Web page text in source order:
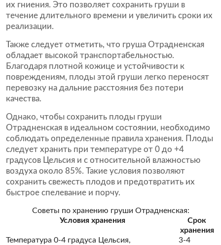
их гниения. Это позволяет сохранить груши в
течение длительного времени и увеличить сроки их
реализации.
Также следует отметить, что груша Отрадненская
обладает высокой транспортабельностью.
Благодаря плотной кожице и устойчивости к
повреждениям, плоды этой груши легко переносят
перевозку на дальние расстояния без потери
качества.
Однако, чтобы сохранить плоды груши
Отрадненская в идеальном состоянии, необходимо
соблюдать определенные правила хранения. Плоды
следует хранить при температуре от 0 до +4
градусов Цельсия и с относительной влажностью
воздуха около 85%. Такие условия позволяют
сохранить свежесть плодов и предотвратить их
быстрое спелевание и порчу.
Советы по хранению груши Отрадненская:
Условия хранения
Срок
хранения
Температура 0-4 градуса Цельсия,
3-4